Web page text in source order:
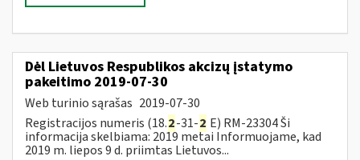
Dėl Lietuvos Respublikos akcizų įstatymo
pakeitimo 2019-07-30
Web turinio sąrašas 2019-07-30
Registracijos numeris (18.2-31-2 E) RM-23304 Ši
informacija skelbiama: 2019 metai Informuojame, kad
2019 m. liepos 9 d. priimtas Lietuvos...